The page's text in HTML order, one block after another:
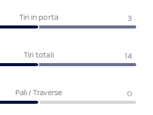
Tiri in porta 3
Tiri totali 14
Pali / Traverse 0